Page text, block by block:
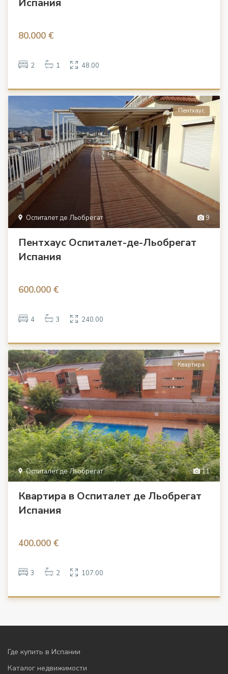
80.000 €
2 1 48.00
9
Оспиталет де Льобрегат
Пентхаус
Пентхаус Оспиталет-де-Льобрегат
Испания
600.000 €
4 3 240.00
11
Оспиталет де Льобрегат
Квартира
Квартира в Оспиталет де Льобрегат
Испания
400.000 €
3 2 107.00
Где купить в Испании
Каталог недвижимости